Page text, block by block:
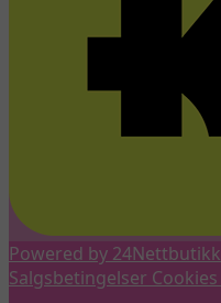
Powered by 24Nettbutikk
Salgsbetingelser Cookies